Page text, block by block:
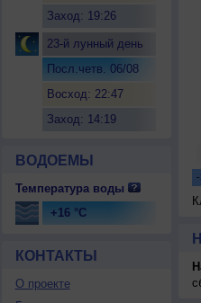
Заход: 19:26
23-й лунный день
Посл.четв. 06/08
Восход: 22:47
Заход: 14:19
ВОДОЕМЫ
Температура воды
+16 °C
КОНТАКТЫ
О проекте